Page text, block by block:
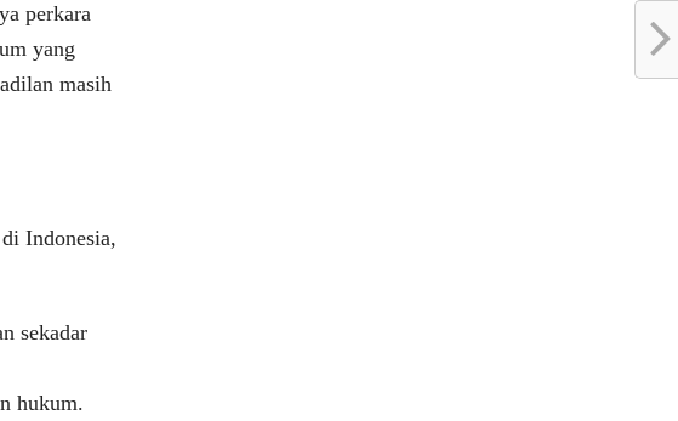
perkara
yang
masih
Indonesia,
sekadar
hukum.